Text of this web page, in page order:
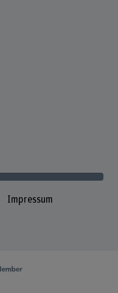
Impressum